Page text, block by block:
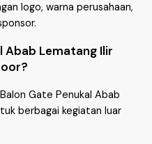
logo, warna perusahaan,
Abab Lematang Ilir
Gate Penukal Abab
berbagai kegiatan luar